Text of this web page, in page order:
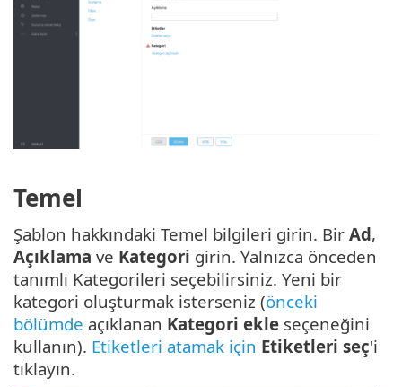
Temel
Şablon hakkındaki Temel bilgileri girin. Bir Ad,
Açıklama ve Kategori girin. Yalnızca önceden
tanımlı Kategorileri seçebilirsiniz. Yeni bir
kategori oluşturmak isterseniz (önceki
bölümde açıklanan Kategori ekle seçeneğini
kullanın). Etiketleri atamak için Etiketleri seç'i
tıklayın.